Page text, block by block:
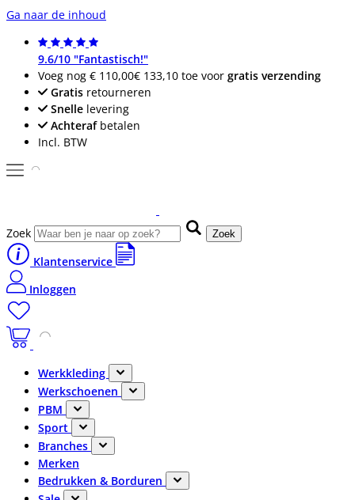
Ga naar de inhoud
9.6/10 "Fantastisch!"
Voeg nog € 110,00€ 133,10 toe voor gratis verzending
Gratis retourneren
Snelle levering
Achterafbetalen
Incl. BTW
Zoek Zoek
Klantenservice
Inloggen
Werkkleding
Werkschoenen
PBM
Sport
Branches
Merken
Bedrukken & Borduren